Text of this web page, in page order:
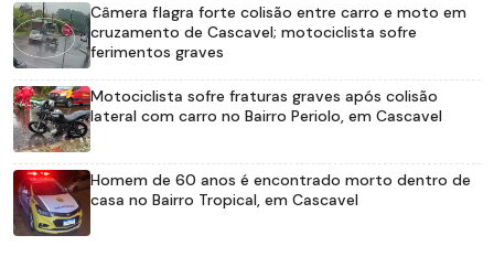
Câmera flagra forte colisão entre carro e moto em
cruzamento de Cascavel; motociclista sofre
ferimentos graves
Motociclista sofre fraturas graves após colisão
lateral com carro no Bairro Periolo, em Cascavel
Homem de 60 anos é encontrado morto dentro de
casa no Bairro Tropical, em Cascavel